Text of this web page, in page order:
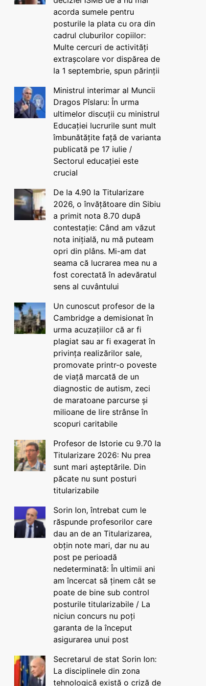
acorda sumele pentru
posturile la plata cu ora din
cadrul cluburilor copiilor:
Multe cercuri de activități
extrașcolare vor dispărea de
la 1 septembrie, spun părinții
Ministrul interimar al Muncii
Dragos Pîslaru: În urma
ultimelor discuții cu ministrul
Educației lucrurile sunt mult
îmbunătățite față de varianta
publicată pe 17 iulie /
Sectorul educației este
crucial
De la 4.90 la Titularizare
2026, o învățătoare din Sibiu
a primit nota 8.70 după
contestație: Când am văzut
nota inițială, nu mă puteam
opri din plâns. Mi-am dat
seama că lucrarea mea nu a
fost corectată în adevăratul
sens al cuvântului
Un cunoscut profesor de la
Cambridge a demisionat în
urma acuzațiilor că ar fi
plagiat sau ar fi exagerat în
privința realizărilor sale,
promovate printr-o poveste
de viață marcată de un
diagnostic de autism, zeci
de maratoane parcurse și
milioane de lire strânse în
scopuri caritabile
Profesor de Istorie cu 9.70 la
Titularizare 2026: Nu prea
sunt mari așteptările. Din
păcate nu sunt posturi
titularizabile
Sorin Ion, întrebat cum le
răspunde profesorilor care
dau an de an Titularizarea,
obțin note mari, dar nu au
post pe perioadă
nedeterminată: În ultimii ani
am încercat să ținem cât se
poate de bine sub control
posturile titularizabile / La
niciun concurs nu poți
garanta de la început
asigurarea unui post
Secretarul de stat Sorin Ion:
La disciplinele din zona
tehnologică există o criză de